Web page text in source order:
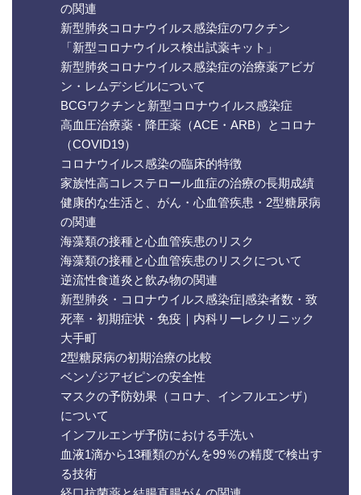
の関連
新型肺炎コロナウイルス感染症のワクチン
「新型コロナウイルス検出試薬キット」
新型肺炎コロナウイルス感染症の治療薬アビガ
ン・レムデシビルについて
BCGワクチンと新型コロナウイルス感染症
高血圧治療薬・降圧薬（ACE・ARB）とコロナ
（COVID19）
コロナウイルス感染の臨床的特徴
家族性高コレステロール血症の治療の長期成績
健康的な生活と、がん・心血管疾患・2型糖尿病
の関連
海藻類の接種と心血管疾患のリスク
海藻類の接種と心血管疾患のリスクについて
逆流性食道炎と飲み物の関連
新型肺炎・コロナウイルス感染症|感染者数・致
死率・初期症状・免疫｜内科リーレクリニック
大手町
2型糖尿病の初期治療の比較
ベンゾジアゼピンの安全性
マスクの予防効果（コロナ、インフルエンザ）
について
インフルエンザ予防における手洗い
血液1滴から13種類のがんを99％の精度で検出す
る技術